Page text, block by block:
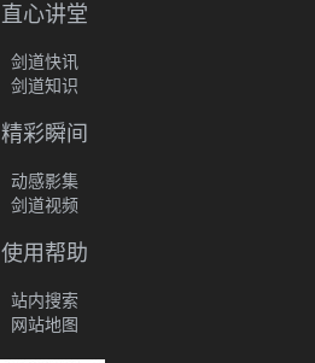
直心讲堂
剑道快讯
剑道知识
精彩瞬间
动感影集
剑道视频
使用帮助
站内搜索
网站地图